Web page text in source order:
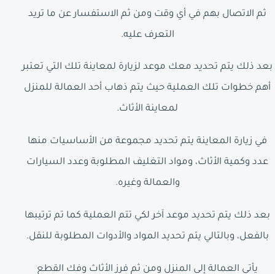
ثم الاتصال بهم في أي وقت ومن ثم الاستفسار عن ما تريد
التعرف عليه.
بعد ذلك يتم تحديد معك موعد لزيارة لمعاينة تلك التي تعتبر
أهم خطوات تلك العملية حيث يتم ذهاب أحد العمالة للمنزل
لمعاينة الأثاث.
في زيارة المعاينة يتم تحديد مجموعة من الأساسيات منها
عدد وكمية الأثاث، ومواد التغليف المطلوبة وعدد السيارات
والعمالة وغيره.
بعد ذلك يتم تحديد موعد آخر لكي تتم العملية كما تم ترتيبها
بالفعل، وبالتالي يتم تحديد المواد والأدوات المطلوبة للنقل.
يأتي العمالة إلى المنزل ومن ثم فرز الأثاث وفك القطع